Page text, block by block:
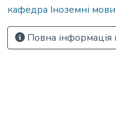
кафедра Іноземні мови
Повна інформація